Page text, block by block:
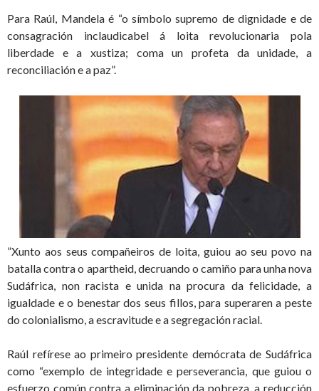
Para Raúl, Mandela é “o símbolo supremo de dignidade e de
consagración inclaudicabel á loita revolucionaria pola
liberdade e a xustiza; coma un profeta da unidade, a
reconciliación e a paz”.
”Xunto aos seus compañeiros de loita, guiou ao seu povo na
batalla contra o apartheid, decruando o camiño para unha nova
Sudáfrica, non racista e unida na procura da felicidade, a
igualdade e o benestar dos seus fillos, para superaren a peste
do colonialismo, a escravitude e a segregación racial.
Raúl refírese ao primeiro presidente demócrata de Sudáfrica
como “exemplo de integridade e perseverancia, que guiou o
esfuerzo común contra a eliminación da pobreza, a reducción